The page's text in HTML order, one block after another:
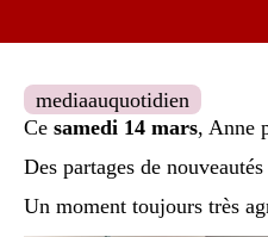
mediaauquotidien
Ce samedi 14 mars, Anne
Des partages de
Un moment toujours très